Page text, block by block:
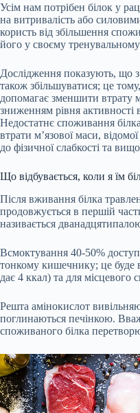
Усім нам потрібен білок у
на витривалість або
користь від збільшення
його у своєму
Дослідження показують, що
також збільшуватися; це
допомагає зменшити втрату
зниженням рівня активності
Недостатнє споживання
втрати м’язової маси,
до фізичної слабкості та
Що відбувається, коли я їм
Після вживання білка
продовжується в першій
називається
Всмоктування 40-50%
тонкому кишечнику; це буде
дає 4 ккал) та для місцевого
Решта амінокислот
поглинаються печінкою.
споживаного білка